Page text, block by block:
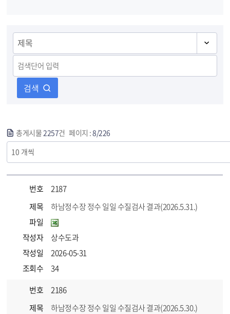
검색
총게시물2257건 페이지 :8/226
번호
2187
제목
하남정수장 정수 일일 수질검사 결과(2026.5.31.)
파일
작성자
상수도과
작성일
2026-05-31
조회수
34
번호
2186
제목
하남정수장 정수 일일 수질검사 결과(2026.5.30.)